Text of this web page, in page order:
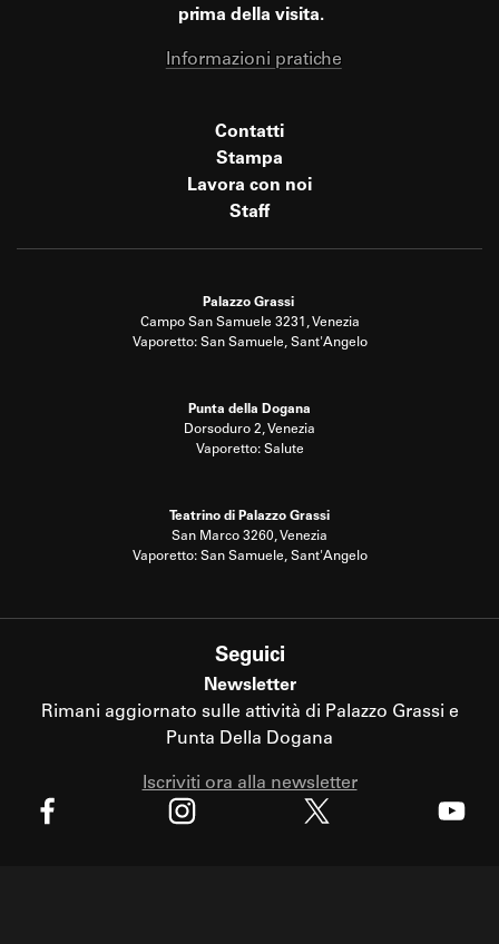
prima della visita.
Informazioni pratiche
Contatti
Stampa
Lavora con noi
Staff
Palazzo Grassi
Campo San Samuele 3231, Venezia
Vaporetto: San Samuele, Sant'Angelo
Punta della Dogana
Dorsoduro 2, Venezia
Vaporetto: Salute
Teatrino di Palazzo Grassi
San Marco 3260, Venezia
Vaporetto: San Samuele, Sant'Angelo
Seguici
Newsletter
Rimani aggiornato sulle attività di Palazzo Grassi e
Punta Della Dogana
Iscriviti ora alla newsletter